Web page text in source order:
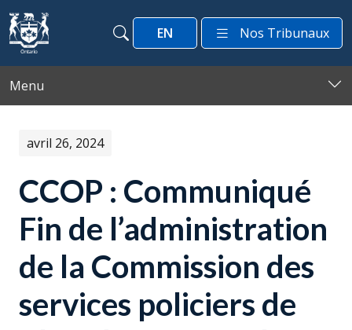
Passer au contenu
Recherche
Recherche
EN Nos Tribunaux
Menu
avril 26, 2024
CCOP : Communiqué
Fin de l’administration
de la Commission des
services policiers de